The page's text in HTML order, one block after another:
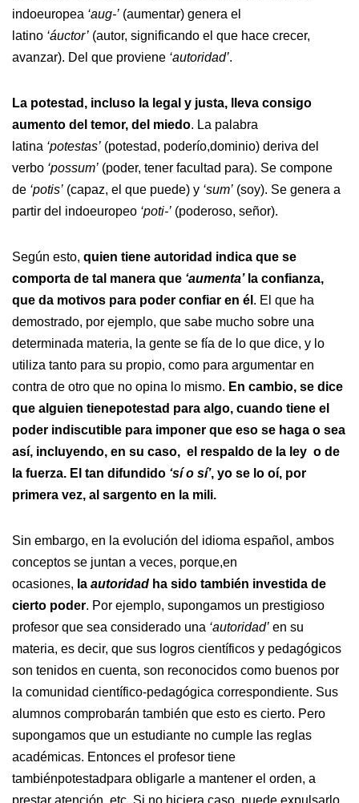
indoeuropea ‘aug-’ (aumentar) genera el
latino ‘áuctor’ (autor, significando el que hace crecer,
avanzar). Del que proviene ‘autoridad’.
La potestad, incluso la legal y justa, lleva consigo
aumento del temor, del miedo. La palabra
latina ‘potestas’ (potestad, poderío,dominio) deriva del
verbo ‘possum’ (poder, tener facultad para). Se compone
de ‘potis’ (capaz, el que puede) y ‘sum’ (soy). Se genera a
partir del indoeuropeo ‘poti-’ (poderoso, señor).
Según esto, quien tiene autoridad indica que se
comporta de tal manera que ‘aumenta’la confianza,
que da motivos para poder confiar en él . El que ha
demostrado, por ejemplo, que sabe mucho sobre una
determinada materia, la gente se fía de lo que dice, y lo
utiliza tanto para su propio, como para argumentar en
contra de otro que no opina lo mismo. En cambio, se dice
que alguien tienepotestad para algo, cuando tiene el
poder indiscutible para imponer que eso se haga o sea
así, incluyendo, en su caso, el respaldo de la ley o de
la fuerza. El tan difundido ‘sí o sí’, yo se lo oí, por
primera vez, al sargento en la mili.
Sin embargo, en la evolución del idioma español, ambos
conceptos se juntan a veces, porque,en
ocasiones, la autoridad ha sido también investida de
cierto poder. Por ejemplo, supongamos un prestigioso
profesor que sea considerado una ‘autoridad’ en su
materia, es decir, que sus logros científicos y pedagógicos
son tenidos en cuenta, son reconocidos como buenos por
la comunidad científico-pedagógica correspondiente. Sus
alumnos comprobarán también que esto es cierto. Pero
supongamos que un estudiante no cumple las reglas
académicas. Entonces el profesor tiene
tambiénpotestadpara obligarle a mantener el orden, a
prestar atención, etc. Si no hiciera caso, puede expulsarlo